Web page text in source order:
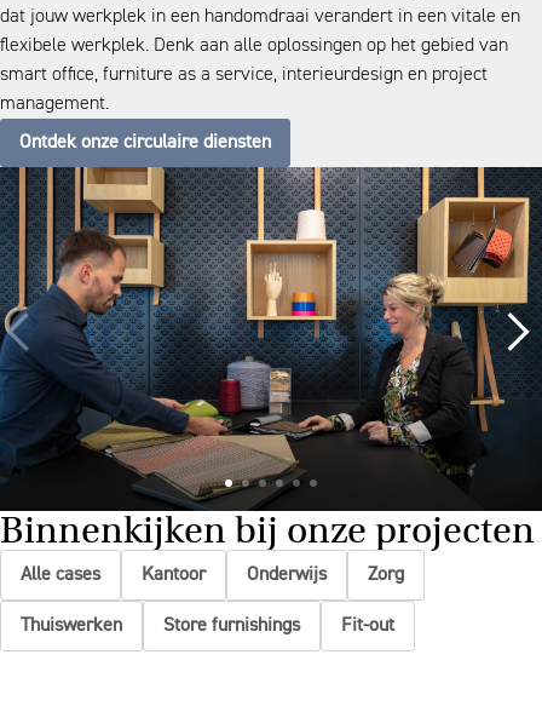
dat jouw werkplek in een handomdraai verandert in een vitale en
flexibele werkplek. Denk aan alle oplossingen op het gebied van
smart office, furniture as a service, interieurdesign en project
management.
Ontdek onze circulaire diensten
Binnenkijken bij onze projecten
Alle cases Kantoor Onderwijs Zorg
Thuiswerken Store furnishings Fit-out